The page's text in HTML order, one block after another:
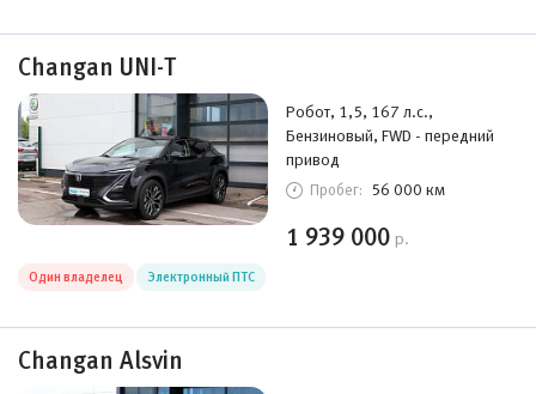
Changan UNI-T
Робот, 1,5, 167 л.с.,
Бензиновый, FWD - передний
привод
Пробег: 56 000 км
1 939 000 р.
Один владелец Электронный ПТС
Changan Alsvin